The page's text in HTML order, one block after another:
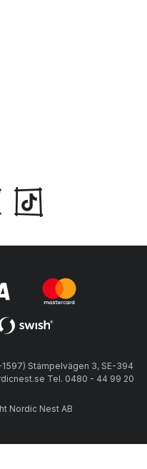
Stämpelvägen 3, SE-394
Tel. 0480 - 44 99 20
Nordic Nest AB